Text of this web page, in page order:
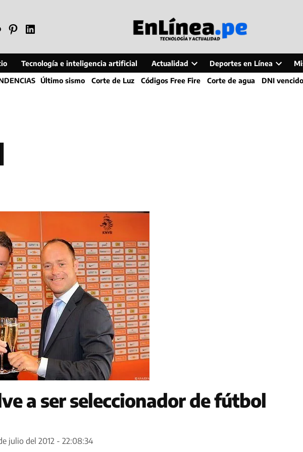
PinterestLinkedin
Tecnología e inteligencia artificial Actualidad
Open
dropdown
Deportes en Línea
Open
dropdown
Último sismo Corte de Luz Códigos Free Fire Corte de agua DNI vencido
a ser seleccionador de fútbol
julio del 2012 - 22:08:34